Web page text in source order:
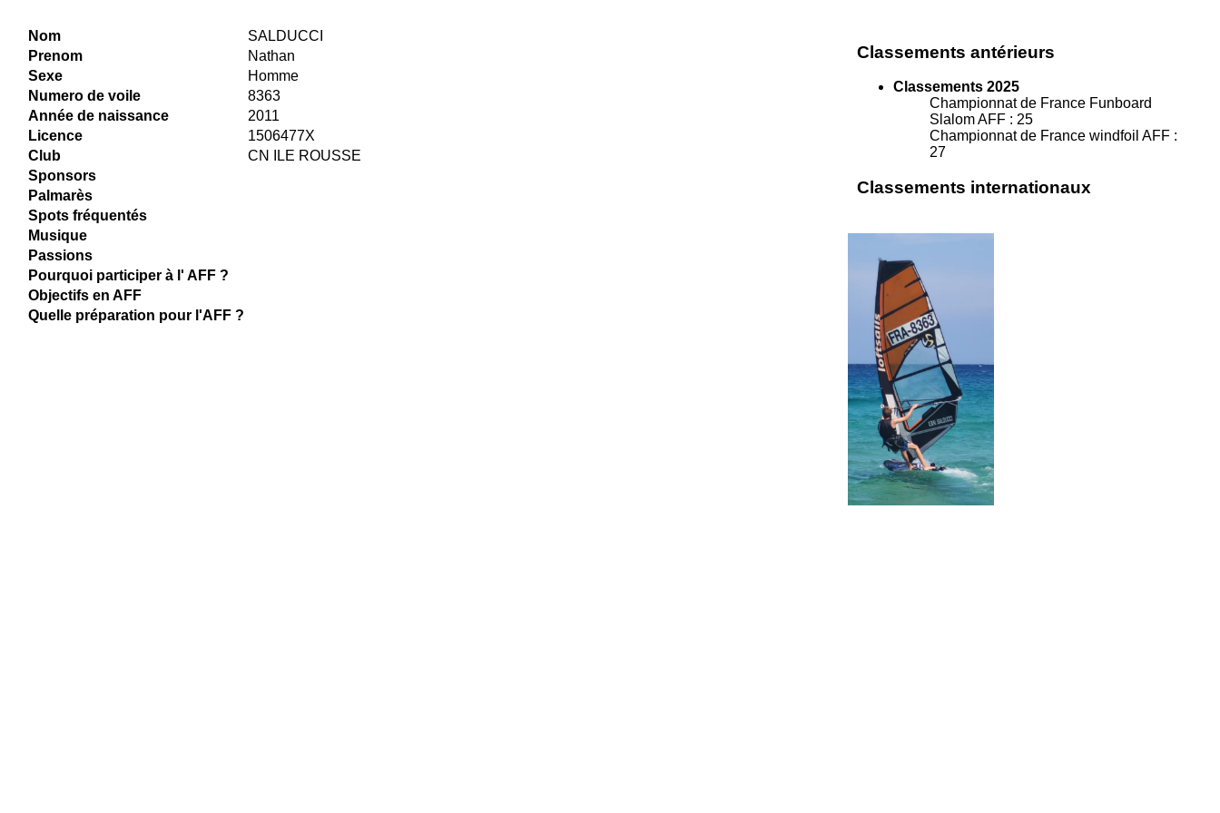
Nom
SALDUCCI
Prenom
Nathan
Sexe
Homme
Numero de voile
8363
Année de naissance
2011
Licence
1506477X
Club
CN ILE ROUSSE
Sponsors
Palmarès
Spots fréquentés
Musique
Passions
Pourquoi participer à l' AFF ?
Objectifs en AFF
Quelle préparation pour l'AFF ?
Classements antérieurs
Classements 2025
Championnat de France Funboard
Slalom AFF : 25
Championnat de France windfoil AFF :
27
Classements internationaux